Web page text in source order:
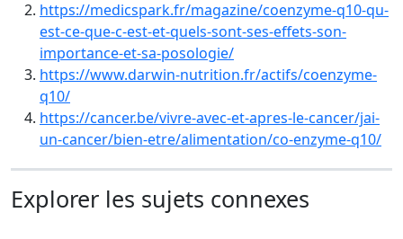
https://medicspark.fr/magazine/coenzyme-q10-qu-
est-ce-que-c-est-et-quels-sont-ses-effets-son-
importance-et-sa-posologie/
https://www.darwin-nutrition.fr/actifs/coenzyme-
q10/
https://cancer.be/vivre-avec-et-apres-le-cancer/jai-
un-cancer/bien-etre/alimentation/co-enzyme-q10/
Explorer les sujets connexes